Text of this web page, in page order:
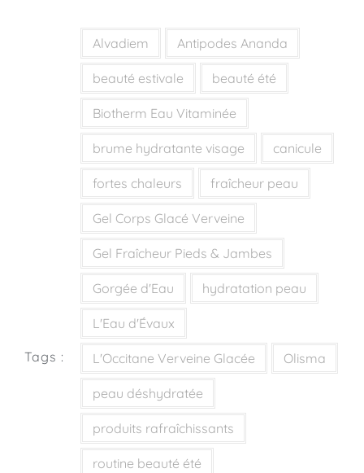
Tags :
Alvadiem Antipodes Ananda
beauté estivale beauté été
Biotherm Eau Vitaminée
brume hydratante visage canicule
fortes chaleurs fraîcheur peau
Gel Corps Glacé Verveine
Gel Fraîcheur Pieds & Jambes
Gorgée d'Eau hydratation peau
L'Eau d'Évaux
L'Occitane Verveine Glacée Olisma
peau déshydratée
produits rafraîchissants
routine beauté été